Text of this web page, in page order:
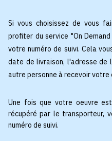
Si vous choisissez de vous
profiter du service "On
votre numéro de suivi. Cela
date de livraison, l'adresse de
autre personne à recevoir votre
Une fois que votre oeuvre
récupéré par le transporteur,
numéro de suivi.